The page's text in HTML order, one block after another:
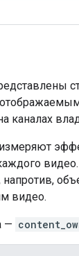
каналах
видео.
напротив,
видео.
—